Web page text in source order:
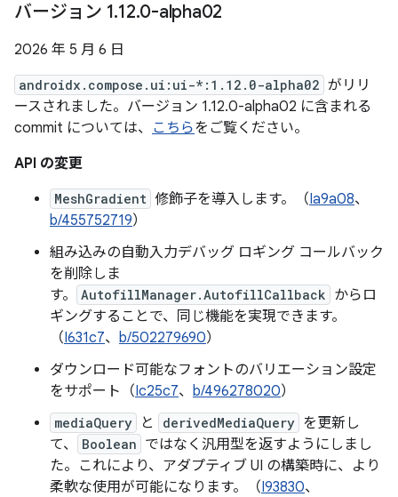
バージョン 1.12.0-alpha02
2026 年 5 月 6 日
androidx.compose.ui:ui-*:1.12.0-alpha02 がリリ
ースされました。バージョン 1.12.0-alpha02 に含まれる
commit については、 こちらをご覧ください。
API の変更
MeshGradient 修飾子を導入します。（Ia9a08、
b/455752719）
組み込みの自動入力デバッグ ロギング コールバック
を削除しま
す。
AutofillManager.AutofillCallback からロ
ギングすることで、同じ機能を実現できます。
（I631c7、 b/502279690）
ダウンロード可能なフォントのバリエーション設定
をサポート（Ic25c7、 b/496278020）
mediaQuery と derivedMediaQuery を更新し
て、
Boolean ではなく汎用型を返すようにしまし
た。これにより、アダプティブ UI の構築時に、より
柔軟な使用が可能になります。（I93830、